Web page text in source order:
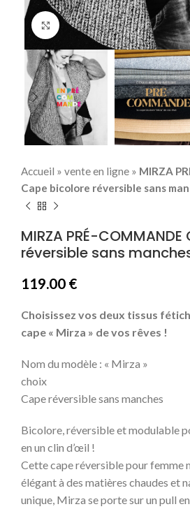
Click to enlarge
Accueil » vente en ligne » MIRZA
Cape bicolore réversible sans
MIRZA PRÉ-
réversible sans
119.00 €
Choisissez vos deux tissus
cape « Mirza » de vos rêves !
Nom du modèle : « Mirza
choix
Cape réversible sans
Bicolore, réversible et modulable
en un clin d’œil !
Cette cape réversible pour femme
élégant à des matières chaudes et
unique, Mirza se porte sur un pull